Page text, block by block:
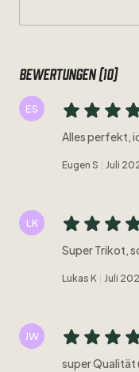
Bewertungen (10)
ES
Alles perfekt,
Eugen S Juli
LK
Super Trikot,
Lukas K Juli
JW
super Qualität